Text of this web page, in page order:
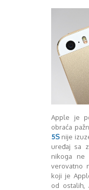
Apple je
obraća
5Snije
uređaj sa
nikoga ne
verovatno
koji je
od ostalih,